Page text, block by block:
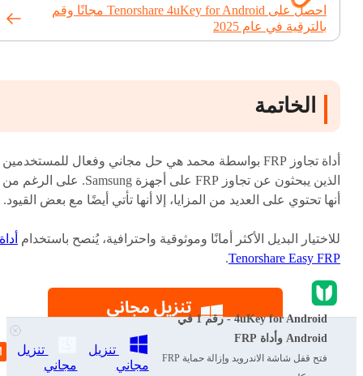
احصل على Tenorshare 4uKey for Android مجانًا وقم
بالترقية في عام 2025
الخاتمة
أداة تجاوز FRP بواسطة محمد هي حل مجاني وفعال للمستخدمين
الذين يبحثون عن تجاوز FRP على أجهزة Samsung. على الرغم من
أنها تحتوي على العديد من المزايا، إلا أنها تأتي أيضًا مع بعض القيود.
للاختيار البديل الأكثر أمانًا وموثوقية واحترافية، يُنصح باستخدام أداة
Tenorshare Easy FRP
.
4uKey for Android - رقم 1 في
Android وأداة FRP
فتح قفل شاشة الاندرويد وإزالة حماية FRP
تنزيل
مجاني
تنزيل
مجاني